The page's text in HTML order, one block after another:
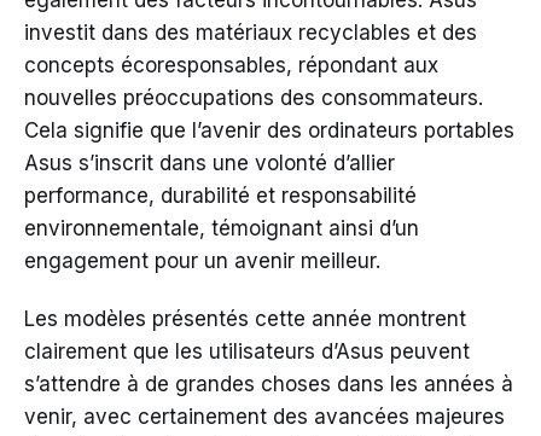
investit dans des matériaux recyclables et des
concepts écoresponsables, répondant aux
nouvelles préoccupations des consommateurs.
Cela signifie que l’avenir des ordinateurs portables
Asus s’inscrit dans une volonté d’allier
performance, durabilité et responsabilité
environnementale, témoignant ainsi d’un
engagement pour un avenir meilleur.
Les modèles présentés cette année montrent
clairement que les utilisateurs d’Asus peuvent
s’attendre à de grandes choses dans les années à
venir, avec certainement des avancées majeures